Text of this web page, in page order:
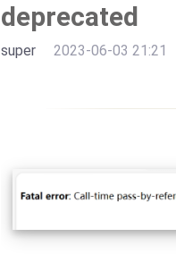
deprecated
super 2023-06-03 21:21